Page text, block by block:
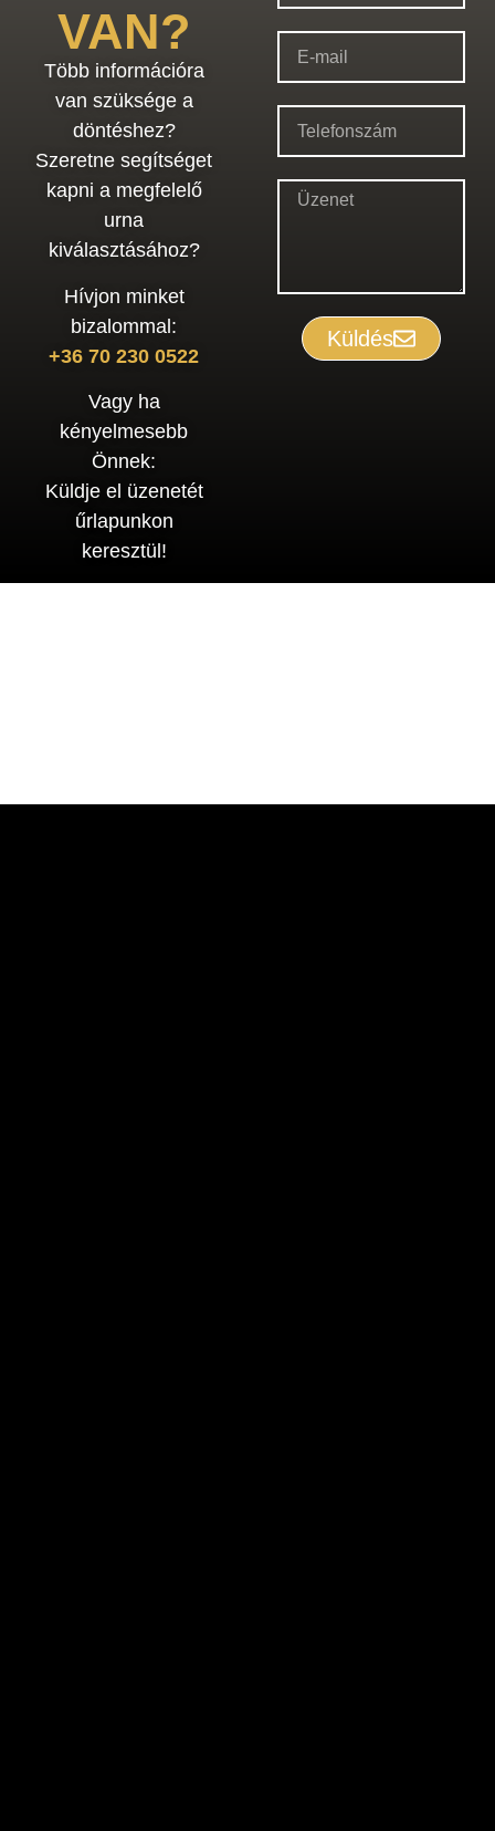
VAN?
Több információra
van szüksége a
döntéshez?
Szeretne segítséget
kapni a megfelelő
urna
kiválasztásához?
Hívjon minket
bizalommal:
+36 70 230 0522
Vagy ha
kényelmesebb
Önnek:
Küldje el üzenetét
űrlapunkon
keresztül!
Küldés